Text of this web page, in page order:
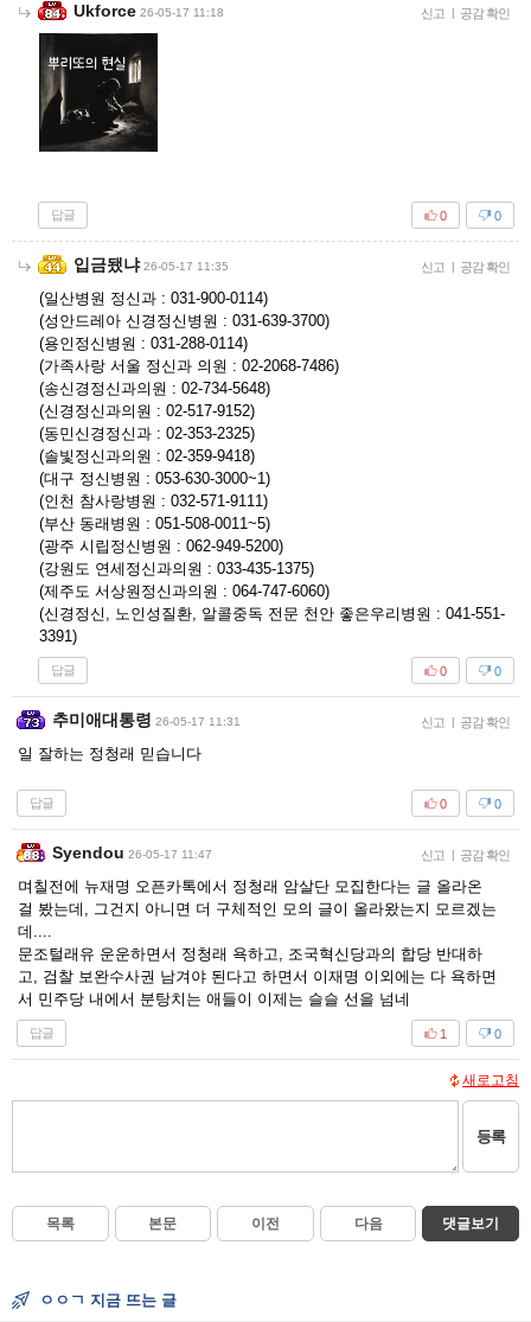
Ukforce 26-05-17 11:18 신고 | 공감 확인
답글 0
0
입금됐냐 26-05-17 11:35 신고 | 공감 확인
(일산병원 정신과 : 031-900-0114)
(성안드레아 신경정신병원 : 031-639-3700)
(용인정신병원 : 031-288-0114)
(가족사랑 서울 정신과 의원 : 02-2068-7486)
(송신경정신과의원 : 02-734-5648)
(신경정신과의원 : 02-517-9152)
(동민신경정신과 : 02-353-2325)
(솔빛정신과의원 : 02-359-9418)
(대구 정신병원 : 053-630-3000~1)
(인천 참사랑병원 : 032-571-9111)
(부산 동래병원 : 051-508-0011~5)
(광주 시립정신병원 : 062-949-5200)
(강원도 연세정신과의원 : 033-435-1375)
(제주도 서상원정신과의원 : 064-747-6060)
(신경정신, 노인성질환, 알콜중독 전문 천안 좋은우리병원 : 041-551-
3391)
답글 0
0
추미애대통령 26-05-17 11:31 신고 | 공감 확인
일 잘하는 정청래 믿습니다
답글 0
0
Syendou 26-05-17 11:47 신고 | 공감 확인
며칠전에 뉴재명 오픈카톡에서 정청래 암살단 모집한다는 글 올라온
걸 봤는데, 그건지 아니면 더 구체적인 모의 글이 올라왔는지 모르겠는
데....
문조털래유 운운하면서 정청래 욕하고, 조국혁신당과의 합당 반대하
고, 검찰 보완수사권 남겨야 된다고 하면서 이재명 이외에는 다 욕하면
서 민주당 내에서 분탕치는 애들이 이제는 슬슬 선을 넘네
답글 0
1
새로고침
등록
목록 본문 이전 다음 댓글보기
ㅇㅇㄱ 지금 뜨는 글